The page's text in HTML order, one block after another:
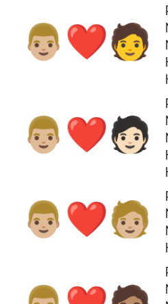
👨🏼‍❤️‍🧑
👨🏼‍❤️‍🧑🏻
👨🏼‍❤️‍🧑🏼